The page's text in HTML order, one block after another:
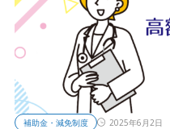
補助金・減免制度 2025年6月2日